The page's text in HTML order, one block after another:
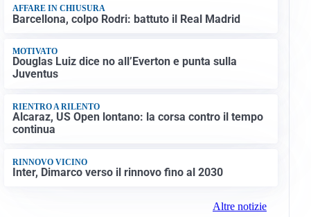
AFFARE IN CHIUSURA
Barcellona, colpo Rodri: battuto il Real Madrid
MOTIVATO
Douglas Luiz dice no all’Everton e punta sulla
Juventus
RIENTRO A RILENTO
Alcaraz, US Open lontano: la corsa contro il tempo
continua
RINNOVO VICINO
Inter, Dimarco verso il rinnovo fino al 2030
Altre notizie